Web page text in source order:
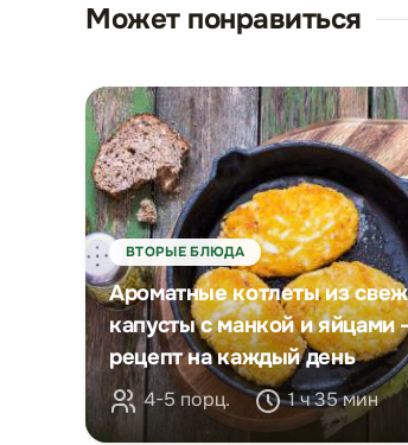
Может понравиться
ВТОРЫЕ БЛЮДА
Ароматные котлеты из
капусты с манкой и яйцами
рецепт на каждый день
4-5 порц. 1 ч 35 мин